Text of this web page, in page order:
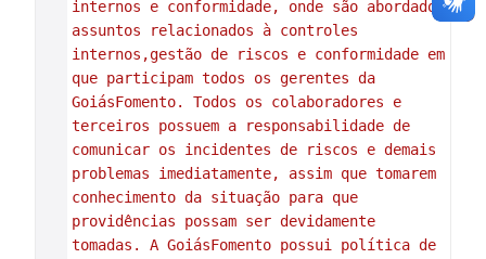
internos e conformidade, onde são abordados
assuntos relacionados à controles
internos,gestão de riscos e conformidade em
que participam todos os gerentes da
GoiásFomento. Todos os colaboradores e
terceiros possuem a responsabilidade de
comunicar os incidentes de riscos e demais
problemas imediatamente, assim que tomarem
conhecimento da situação para que
providências possam ser devidamente
tomadas. A GoiásFomento possui política de